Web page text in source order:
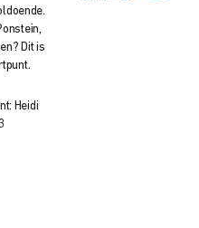
Dit is
Heidi